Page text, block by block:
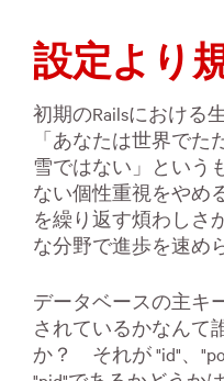
設定より
初期のRailsにおける
「あなたは世界で
雪ではない」という
ない個性重視をやめ
を繰り返す煩わしさ
な分野で進歩を速め
データベースの主キ
されているかなんて
か？ それが "id"、